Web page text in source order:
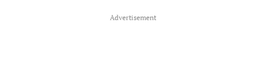
Advertisement